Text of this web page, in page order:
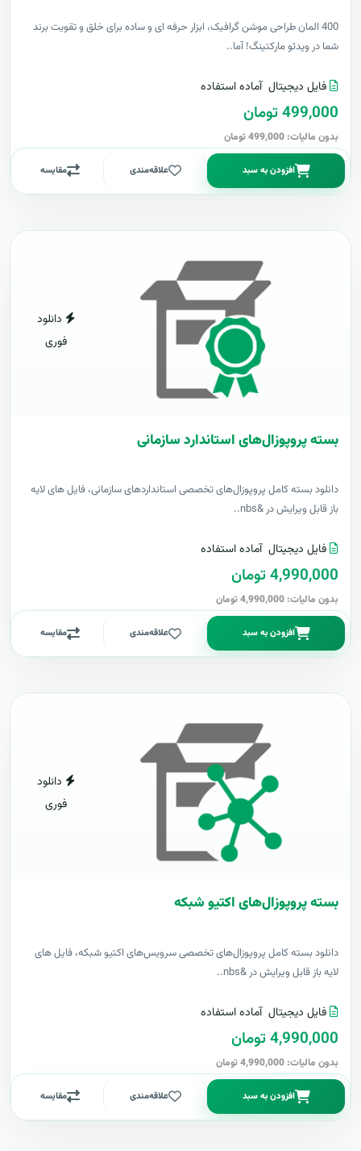
400 المان طراحی موشن گرافیک، ابزار حرفه ای و ساده برای خلق و تقویت برند
شما در ویدئو مارکتینگ! آما..
فایل دیجیتال آماده استفاده
499,000 تومان
بدون مالیات: 499,000 تومان
افزودن به سبد علاقه‌مندی مقایسه
دانلود
فوری
بسته پروپوزال‌های استاندارد سازمانی
دانلود بسته کامل پروپوزال‌های تخصصی استانداردهای سازمانی، فایل های لایه
باز قابل ویرایش در &nbs..
فایل دیجیتال آماده استفاده
4,990,000 تومان
بدون مالیات: 4,990,000 تومان
افزودن به سبد علاقه‌مندی مقایسه
دانلود
فوری
بسته پروپوزال‌های اکتیو شبکه
دانلود بسته کامل پروپوزال‌های تخصصی سرویس‌های اکتیو شبکه، فایل های
لایه باز قابل ویرایش در &nbs..
فایل دیجیتال آماده استفاده
4,990,000 تومان
بدون مالیات: 4,990,000 تومان
افزودن به سبد علاقه‌مندی مقایسه